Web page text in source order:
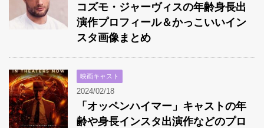
コズモ・ジャーヴィスの年齢身長出
演作プロフィール＆かっこいいイン
スタ画像まとめ
映画キャスト
2024/02/18
「オッペンハイマー」キャストの年
齢や身長インスタ出演作などのプロ